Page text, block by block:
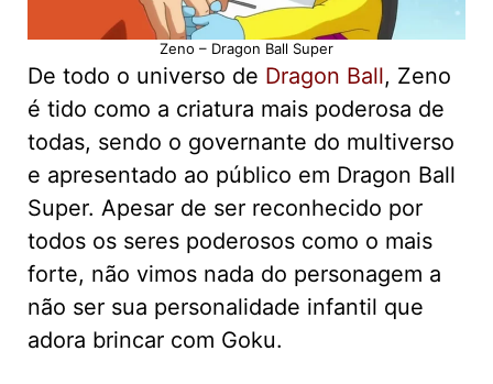
Zeno – Dragon Ball Super
De todo o universo de Dragon Ball, Zeno
é tido como a criatura mais poderosa de
todas, sendo o governante do multiverso
e apresentado ao público em Dragon Ball
Super. Apesar de ser reconhecido por
todos os seres poderosos como o mais
forte, não vimos nada do personagem a
não ser sua personalidade infantil que
adora brincar com Goku.